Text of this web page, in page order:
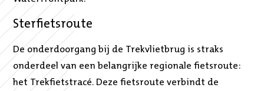
Sterfietsroute
De onderdoorgang bij de Trekvlietbrug is straks
onderdeel van een belangrijke regionale fietsroute:
het Trekfietstracé. Deze fietsroute verbindt de